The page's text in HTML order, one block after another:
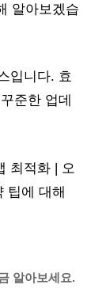
알아보겠습
입니다. 효
준한 업데
최적화 | 오
팁에 대해
알아보세요.